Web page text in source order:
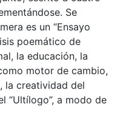
Se
es un “Ensayo
poemático de
la educación, la
motor de cambio,
la creatividad del
“Ultílogo”, a modo de